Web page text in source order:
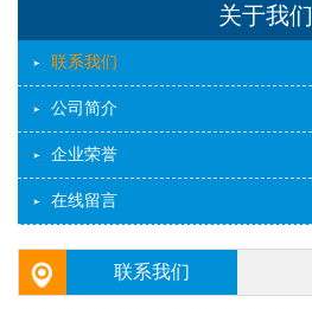
关于我们
联系我们
公司简介
企业荣誉
在线留言
联系我们